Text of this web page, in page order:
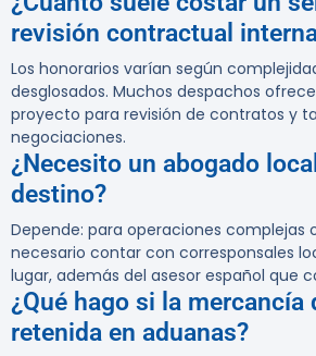
revisión contractual
Los honorarios varían según
desglosados. Muchos despachos
proyecto para revisión de contratos y
negociaciones.
¿Necesito un abogado
destino?
Depende: para operaciones complejas
necesario contar con corresponsales
lugar, además del asesor español que
¿Qué hago si la mercancía
retenida en aduanas?